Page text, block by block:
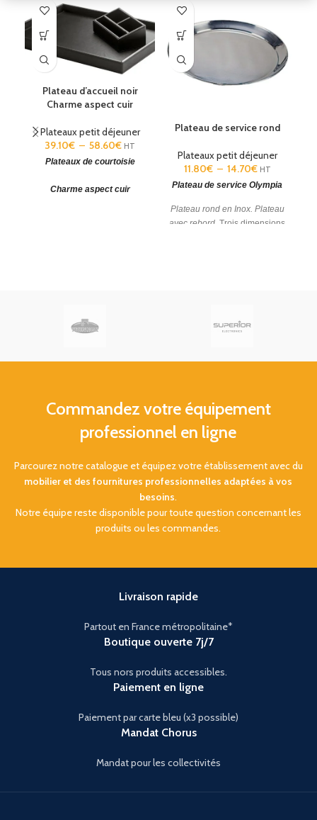
Plateau d’accueil noir
Charme aspect cuir
Plateaux petit déjeuner
39.10€ – 58.60€ HT
Plateaux de courtoisie
Charme aspect cuir
Plateau de service rond
Plateaux petit déjeuner
11.80€ – 14.70€ HT
Plateau de service Olympia
Plateau rond en Inox. Plateau
avec rebord. Trois dimensions
Commandez votre équipement
professionnel en ligne
Parcourez notre catalogue et équipez votre établissement avec du
mobilier et des fournitures professionnelles adaptées à vos
besoins.
Notre équipe reste disponible pour toute question concernant les
produits ou les commandes.
Livraison rapide
Partout en France métropolitaine*
Boutique ouverte 7j/7
Tous nors produits accessibles.
Paiement en ligne
Paiement par carte bleu (x3 possible)
Mandat Chorus
Mandat pour les collectivités